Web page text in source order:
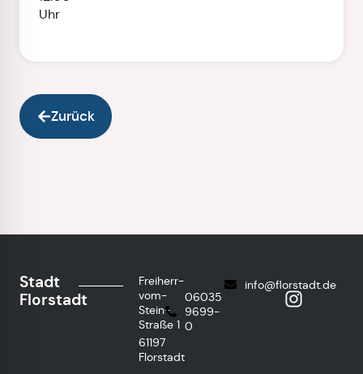
Uhr
Zurück
Stadt
Florstadt
Freiherr-
vom-
Stein-
Straße 1
61197
Florstadt
06035
9699-
0
info@florstadt.de